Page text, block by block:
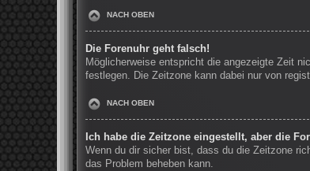
NACH OBEN
Die Forenuhr geht falsch!
Möglicherweise entspricht die angezeigte Zeit
festlegen. Die Zeitzone kann dabei nur von
NACH OBEN
Ich habe die Zeitzone eingestellt, aber die
Wenn du dir sicher bist, dass du die Zeitzone
das Problem beheben kann.